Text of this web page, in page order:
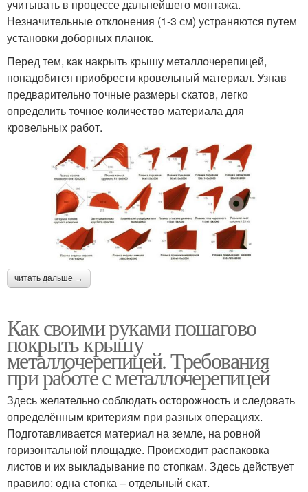
учитывать в процессе дальнейшего монтажа.
Незначительные отклонения (1-3 см) устраняются путем
установки доборных планок.
Перед тем, как накрыть крышу металлочерепицей,
понадобится приобрести кровельный материал. Узнав
предварительно точные размеры скатов, легко
определить точное количество материала для
кровельных работ.
читать дальше →
Как своими руками пошагово
покрыть крышу
металлочерепицей. Требования
при работе с металлочерепицей
Здесь желательно соблюдать осторожность и следовать
определённым критериям при разных операциях.
Подготавливается материал на земле, на ровной
горизонтальной площадке. Происходит распаковка
листов и их выкладывание по стопкам. Здесь действует
правило: одна стопка – отдельный скат.